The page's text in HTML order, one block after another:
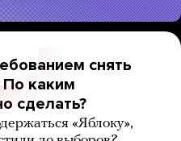
снять
каким
сделать?
«Яблоку»,